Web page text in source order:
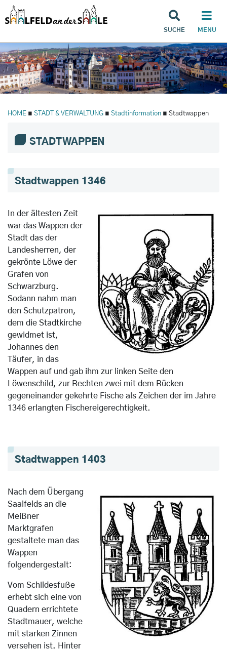
SUCHE MENU
HOME ∎ STADT & VERWALTUNG ∎ Stadtinformation ∎ Stadtwappen
STADTWAPPEN
Stadtwappen 1346
In der ältesten Zeit
war das Wappen der
Stadt das der
Landesherren, der
gekrönte Löwe der
Grafen von
Schwarzburg.
Sodann nahm man
den Schutzpatron,
dem die Stadtkirche
gewidmet ist,
Johannes den
Täufer, in das
Wappen auf und gab ihm zur linken Seite den
Löwenschild, zur Rechten zwei mit dem Rücken
gegeneinander gekehrte Fische als Zeichen der im Jahre
1346 erlangten Fischereigerechtigkeit.
Stadtwappen 1403
Nach dem Übergang
Saalfelds an die
Meißner
Marktgrafen
gestaltete man das
Wappen
folgendergestalt:
Vom Schildesfuße
erhebt sich eine von
Quadern errichtete
Stadtmauer, welche
mit starken Zinnen
versehen ist. Hinter